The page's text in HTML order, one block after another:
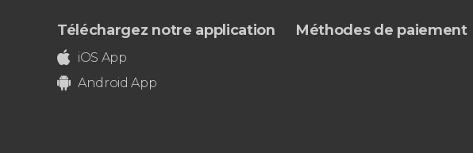
Téléchargez notre application
iOS App
Android App
Méthodes de paiement